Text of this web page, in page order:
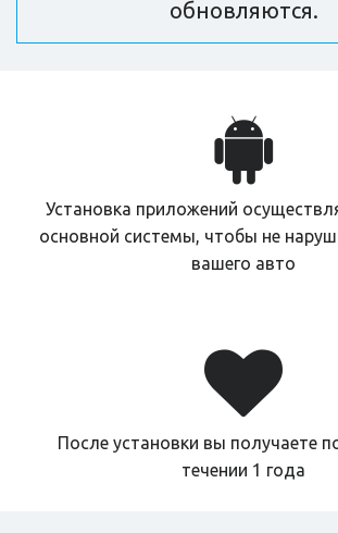
обновляются.
Установка приложений
основной системы, чтобы не
вашего авто
После установки вы получаете
течении 1 года